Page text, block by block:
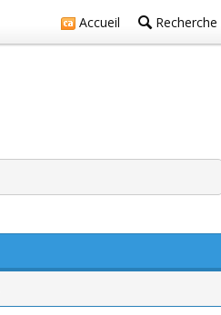
Accueil Recherche